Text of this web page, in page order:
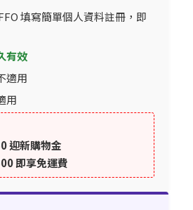
填寫簡單個人資料註冊，即
有效
適用
用
迎新購物金
即享免運費